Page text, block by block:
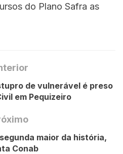
do Plano Safra as
de vulnerável é preso
em Pequizeiro
maior da história,
Conab